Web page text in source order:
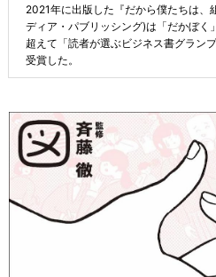
2021年に出版した『だから僕たちは、
ディア・パブリッシング)は「だかぼく
超えて「読者が選ぶビジネス書グラン
受賞した。